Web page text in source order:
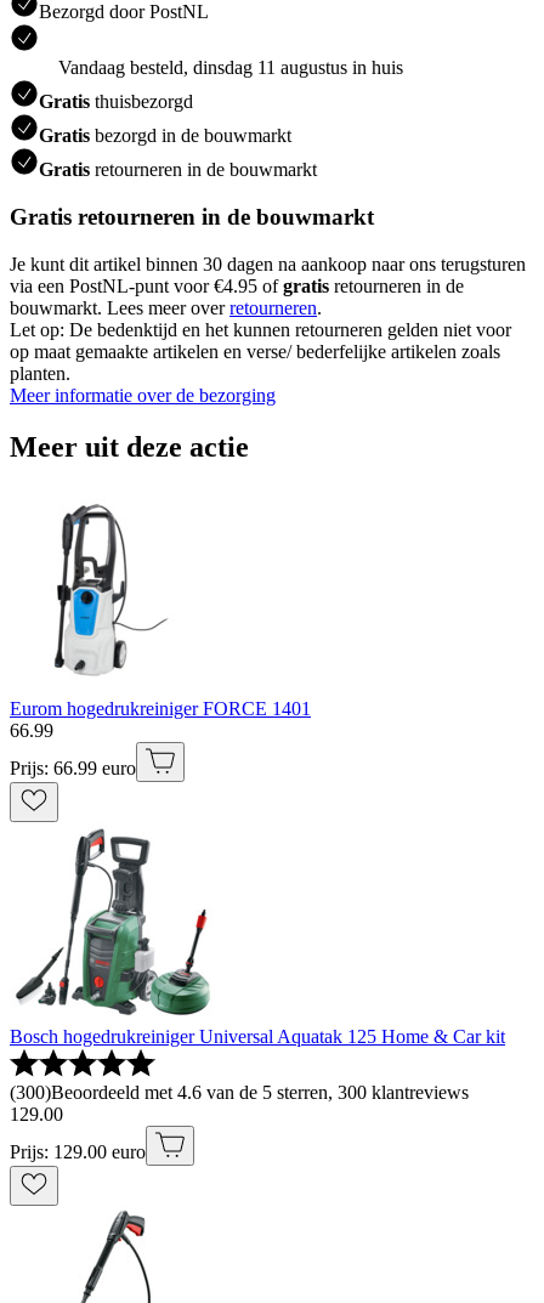
Bezorgd door PostNL
Vandaag besteld, dinsdag 11 augustus in huis
Gratis thuisbezorgd
Gratis bezorgd in de bouwmarkt
Gratis retourneren in de bouwmarkt
Gratis retourneren in de bouwmarkt
Je kunt dit artikel binnen 30 dagen na aankoop naar ons terugsturen
via een PostNL-punt voor €4.95 ofgratis retourneren in de
bouwmarkt. Lees meer overretourneren.
Let op: De bedenktijd en het kunnen retourneren gelden niet voor
op maat gemaakte artikelen en verse/ bederfelijke artikelen zoals
planten.
Meer informatie over de bezorging
Meer uit deze actie
Eurom hogedrukreiniger FORCE 1401
66.99
Prijs: 66.99 euro
Bosch hogedrukreiniger Universal Aquatak 125 Home & Car kit
(300)Beoordeeld met 4.6 van de 5 sterren, 300 klantreviews
129.00
Prijs: 129.00 euro